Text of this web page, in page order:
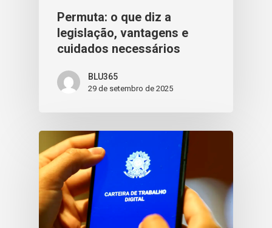
Permuta: o que diz a
legislação, vantagens e
cuidados necessários
BLU365
29 de setembro de 2025